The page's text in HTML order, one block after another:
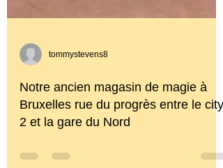
tommystevens8
Notre ancien magasin de magie à
2 et la gare du Nord